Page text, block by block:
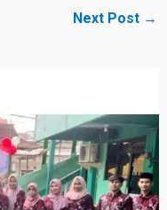
Next Post →